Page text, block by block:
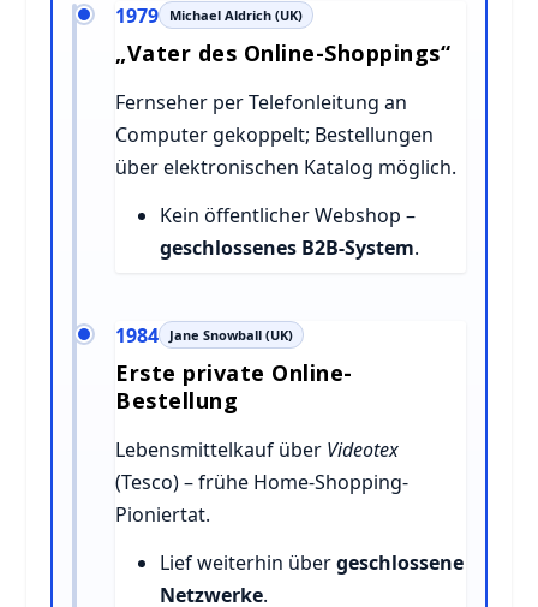
1979 Michael Aldrich (UK)
„Vater des Online-Shoppings“
Fernseher per Telefonleitung an
Computer gekoppelt; Bestellungen
über elektronischen Katalog möglich.
Kein öffentlicher Webshop –
geschlossenes B2B-System.
1984 Jane Snowball (UK)
Erste private Online-
Bestellung
Lebensmittelkauf über Videotex
(Tesco) – frühe Home-Shopping-
Pioniertat.
Lief weiterhin übergeschlossene
Netzwerke.